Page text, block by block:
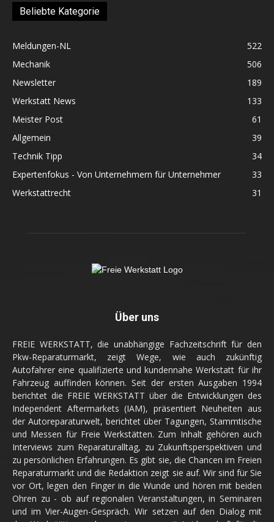
Beliebte Kategorie
Meldungen-NL
522
Mechanik
506
Newsletter
189
Werkstatt News
133
Meister Post
61
Allgemein
39
Technik Tipp
34
Expertenfokus - Von Unternehmern für Unternehmer
33
Werkstattrecht
31
Über uns
FREIE WERKSTATT, die unabhängige Fachzeitschrift für den
Pkw-Reparaturmarkt, zeigt Wege, wie auch zukünftig
Autofahrer eine qualifizierte und kundennahe Werkstatt für ihr
Fahrzeug auffinden können. Seit der ersten Ausgaben 1994
berichtet die FREIE WERKSTATT über die Entwicklungen des
Independent Aftermarkets (IAM), präsentiert Neuheiten aus
der Autoreparaturwelt, berichtet über Tagungen, Stammtische
und Messen für Freie Werkstätten. Zum Inhalt gehören auch
Interviews zum Reparaturalltag, zu Zukunftsperspektiven und
zu persönlichen Erfahrungen. Es gibt sie, die Chancen im Freien
Reparaturmarkt und die Redaktion zeigt sie auf. Wir sind für Sie
vor Ort, legen den Finger in die Wunde und hören mit beiden
Ohren zu - ob auf regionalen Veranstaltungen, in Seminaren
und im Vier-Augen-Gespräch. Wir setzen auf den Dialog mit